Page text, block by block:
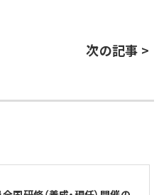
次の記事 >